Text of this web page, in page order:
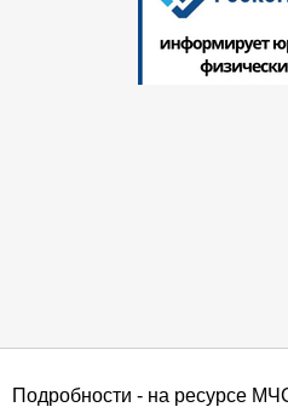
Подробности - на ресурсе